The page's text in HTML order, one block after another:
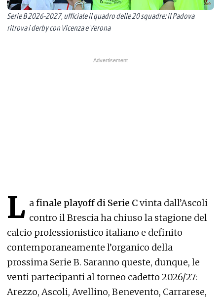
Serie B 2026-2027, ufficiale il quadro delle 20 squadre: il Padova
ritrova i derby con Vicenza e Verona
L afinale playoff di Serie Cvinta dall’Ascoli
contro il Brescia ha chiuso la stagione del
calcio professionistico italiano e definito
contemporaneamente l’organico della
prossima Serie B. Saranno queste, dunque, le
venti partecipanti al torneo cadetto 2026/27:
Arezzo, Ascoli, Avellino, Benevento, Carrarese,